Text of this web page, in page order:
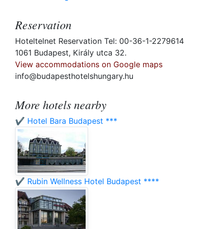
Reservation
Hoteltelnet Reservation Tel: 00-36-1-2279614
1061 Budapest, Király utca 32.
View accommodations on Google maps
info@budapesthotelshungary.hu
More hotels nearby
✔️ Hotel Bara Budapest ***
✔️ Rubin Wellness Hotel Budapest ****